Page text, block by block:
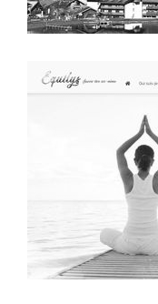
~266€/mois